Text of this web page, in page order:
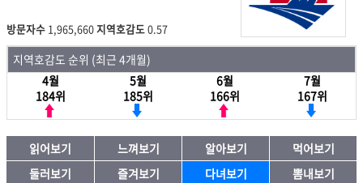
방문자수 1,965,660지역호감도0.57
지역호감도 순위 (최근 4개월)
4월
184위
5월
185위
6월
166위
7월
167위
읽어보기 느껴보기 알아보기
먹어보기
둘러보기
즐겨보기 다녀보기
뽐내보기